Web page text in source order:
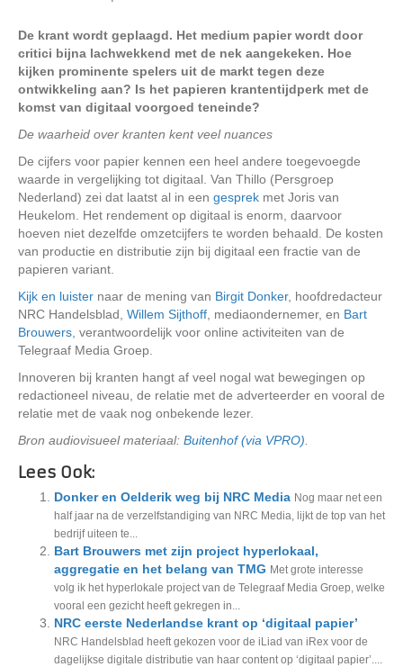
De krant wordt geplaagd. Het medium papier wordt door
critici bijna lachwekkend met de nek aangekeken. Hoe
kijken prominente spelers uit de markt tegen deze
ontwikkeling aan? Is het papieren krantentijdperk met de
komst van digitaal voorgoed teneinde?
De waarheid over kranten kent veel nuances
De cijfers voor papier kennen een heel andere toegevoegde
waarde in vergelijking tot digitaal. Van Thillo (Persgroep
Nederland) zei dat laatst al in een gesprek met Joris van
Heukelom. Het rendement op digitaal is enorm, daarvoor
hoeven niet dezelfde omzetcijfers te worden behaald. De kosten
van productie en distributie zijn bij digitaal een fractie van de
papieren variant.
Kijk en luister naar de mening van Birgit Donker, hoofdredacteur
NRC Handelsblad, Willem Sijthoff , mediaondernemer, en Bart
Brouwers , verantwoordelijk voor online activiteiten van de
Telegraaf Media Groep.
Innoveren bij kranten hangt af veel nogal wat bewegingen op
redactioneel niveau, de relatie met de adverteerder en vooral de
relatie met de vaak nog onbekende lezer.
Bron audiovisueel materiaal: Buitenhof (via VPRO)
Lees Ook:
Donker en Oelderik weg bij NRC Media Nog maar net een
half jaar na de verzelfstandiging van NRC Media, lijkt de top van het
bedrijf uiteen te...
Bart Brouwers met zijn project hyperlokaal,
aggregatie en het belang van TMG Met grote interesse
volg ik het hyperlokale project van de Telegraaf Media Groep, welke
vooral een gezicht heeft gekregen in...
NRC eerste Nederlandse krant op ‘digitaal papier’
NRC Handelsblad heeft gekozen voor de iLiad van iRex voor de
dagelijkse digitale distributie van haar content op ‘digitaal papier’....